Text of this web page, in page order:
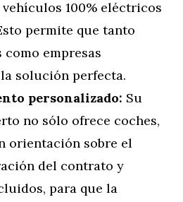
100% eléctricos
permite que tanto
empresas
solución perfecta.
personalizado: Su
no sólo ofrece coches,
orientación sobre el
del contrato y
para que la